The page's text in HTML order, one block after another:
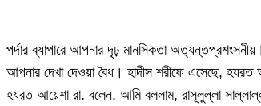
পর্দার ব্যাপারে আপনার দৃঢ় মানসিকতা
আপনার দেখা দেওয়া বৈধ। হাদীস শরীফে এসেছে,
হযরত আয়েশা রা. বলেন, আমি বললাম, রাসূলুল্লা